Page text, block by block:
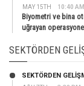
MAY 15TH 10:40 AM
Biyometri ve bina
uğrayan
SEKTÖRDEN
SEKTÖRDEN